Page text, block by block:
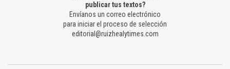
publicar tus textos?
Envíanos un correo electrónico
para iniciar el proceso de selección
editorial@ruizhealytimes.com